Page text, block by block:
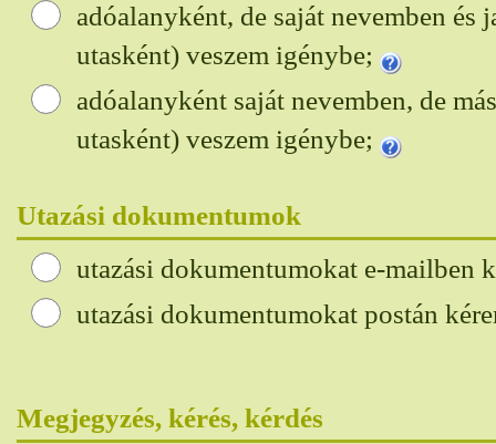
adóalanyként, de saját nevemben és
utasként) veszem igénybe;
adóalanyként saját nevemben, de
utasként) veszem igénybe;
Utazási dokumentumok
utazási dokumentumokat e-mailben
utazási dokumentumokat postán
Megjegyzés, kérés, kérdés